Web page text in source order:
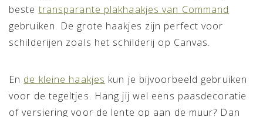
beste transparante plakhaakjes van Command
gebruiken. De grote haakjes zijn perfect voor
schilderijen zoals het schilderij op Canvas.
En de kleine haakjes kun je bijvoorbeeld gebruiken
voor de tegeltjes. Hang jij wel eens paasdecoratie
of versiering voor de lente op aan de muur? Dan